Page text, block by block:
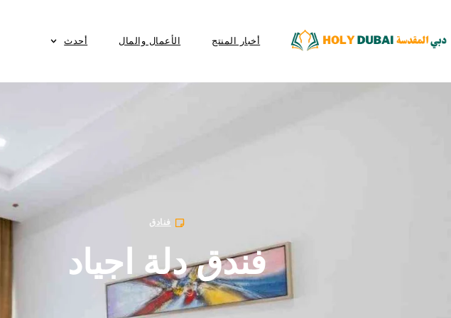
أخبار المنتج الأعمال والمال أحدث
فنادق
فندق دلة اجياد